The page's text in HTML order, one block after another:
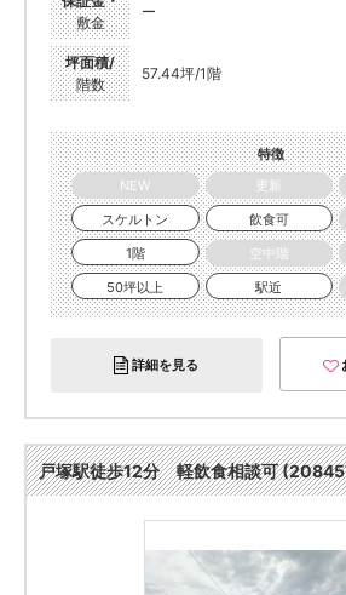
敷金
ー
坪面積/
階数
57.44坪/1階
特徴
NEW
更新
スケルトン
飲食可
1階
空中階
50坪以上
駅近
詳細を見る
戸塚駅徒歩12分 軽飲食相談可